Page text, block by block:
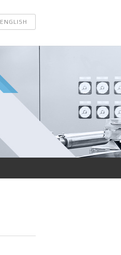
ENGLISH